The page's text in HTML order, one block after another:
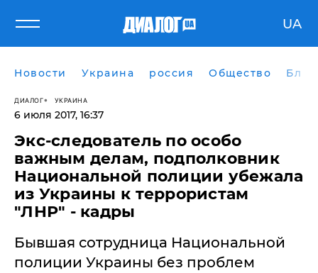
UA
Новости Украина россия Общество
ДИАЛОГ УКРАИНА
6 июля 2017, 16:37
Экс-следователь по особо
важным делам, подполковник
Национальной полиции убежала
из Украины к террористам
"ЛНР" - кадры
Бывшая сотрудница Национальной
полиции Украины без проблем